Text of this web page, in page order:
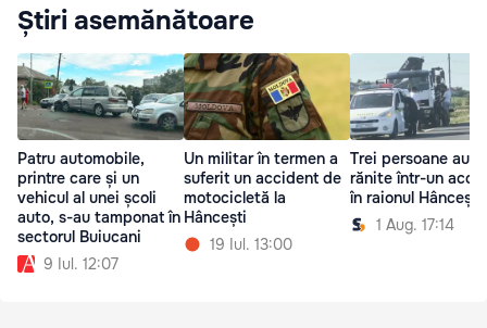
Știri asemănătoare
Patru automobile,
printre care și un
vehicul al unei școli
auto, s-au tamponat în
sectorul Buiucani
9 Iul. 12:07
Un militar în termen a
suferit un accident de
motocicletă la
Hâncești
19 Iul. 13:00
Trei persoane au
rănite într-un
în raionul Hâncești
1 Aug. 17:14